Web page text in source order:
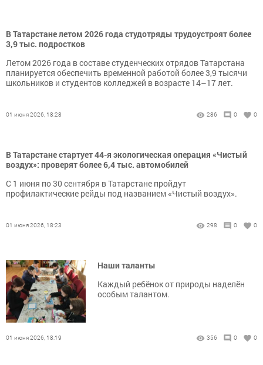
В Татарстане летом 2026 года студотряды трудоустроят более
3,9 тыс. подростков
Летом 2026 года в составе студенческих отрядов Татарстана
планируется обеспечить временной работой более 3,9 тысячи
школьников и студентов колледжей в возрасте 14–17 лет.
01 июня 2026, 18:28 286 0 0
В Татарстане стартует 44-я экологическая операция «Чистый
воздух»: проверят более 6,4 тыс. автомобилей
С 1 июня по 30 сентября в Татарстане пройдут
профилактические рейды под названием «Чистый воздух».
01 июня 2026, 18:23 298 0 0
Наши таланты
Каждый ребёнок от природы наделён
особым талантом.
01 июня 2026, 18:19 356 0 0